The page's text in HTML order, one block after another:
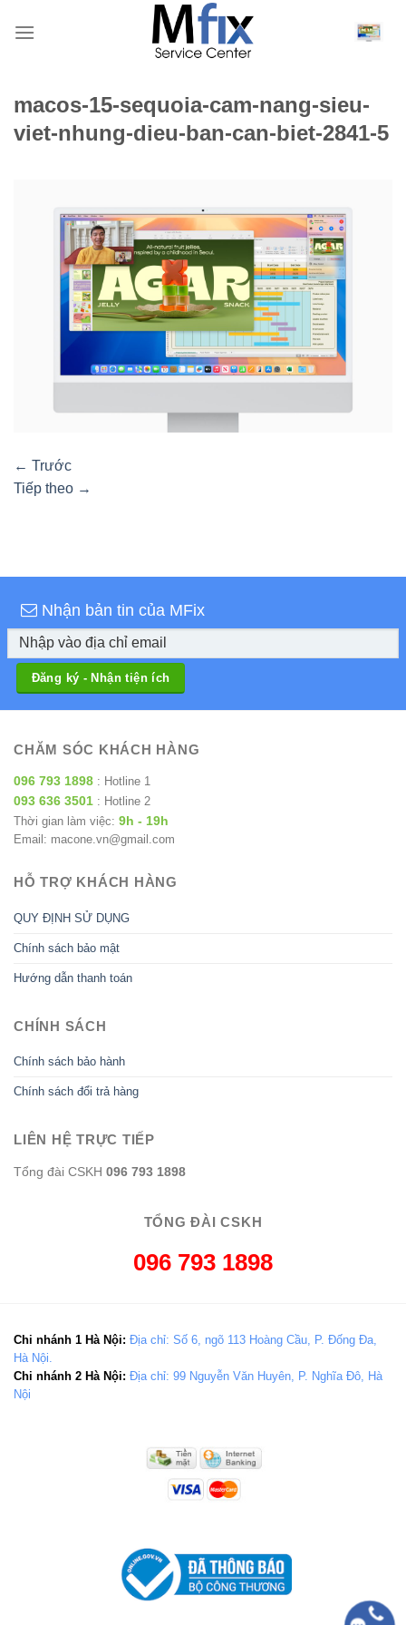
qua
macos-15-sequoia-cam-nang-sieu-
viet-nhung-dieu-ban-can-biet-2841-5
← Trước
Tiếp theo →
Nhận bản tin của MFix
CHĂM SÓC KHÁCH HÀNG
096 793 1898 : Hotline 1
093 636 3501 : Hotline 2
Thời gian làm việc: 9h - 19h
Email: macone.vn@gmail.com
HỖ TRỢ KHÁCH HÀNG
QUY ĐỊNH SỬ DỤNG
Chính sách bảo mật
Hướng dẫn thanh toán
CHÍNH SÁCH
Chính sách bảo hành
Chính sách đổi trả hàng
LIÊN HỆ TRỰC TIẾP
Tổng đài CSKH 096 793 1898
TỔNG ĐÀI CSKH
096 793 1898
Chi nhánh 1 Hà Nội: Địa chỉ: Số 6, ngõ 113 Hoàng Cầu, P. Đống Đa,
Hà Nội.
Chi nhánh 2 Hà Nội: Địa chỉ: 99 Nguyễn Văn Huyên, P. Nghĩa Đô, Hà
Nội